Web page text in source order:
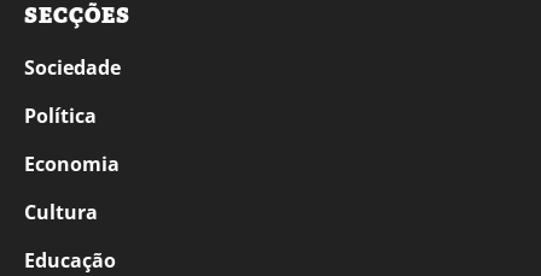
SECÇÕES
Sociedade
Política
Economia
Cultura
Educação